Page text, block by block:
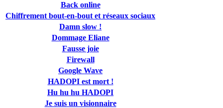
Back online
Chiffrement bout-en-bout et réseaux sociaux
Damn slow !
Dommage Eliane
Fausse joie
Firewall
Google Wave
HADOPI est mort !
Hu hu hu HADOPI
Je suis un visionnaire